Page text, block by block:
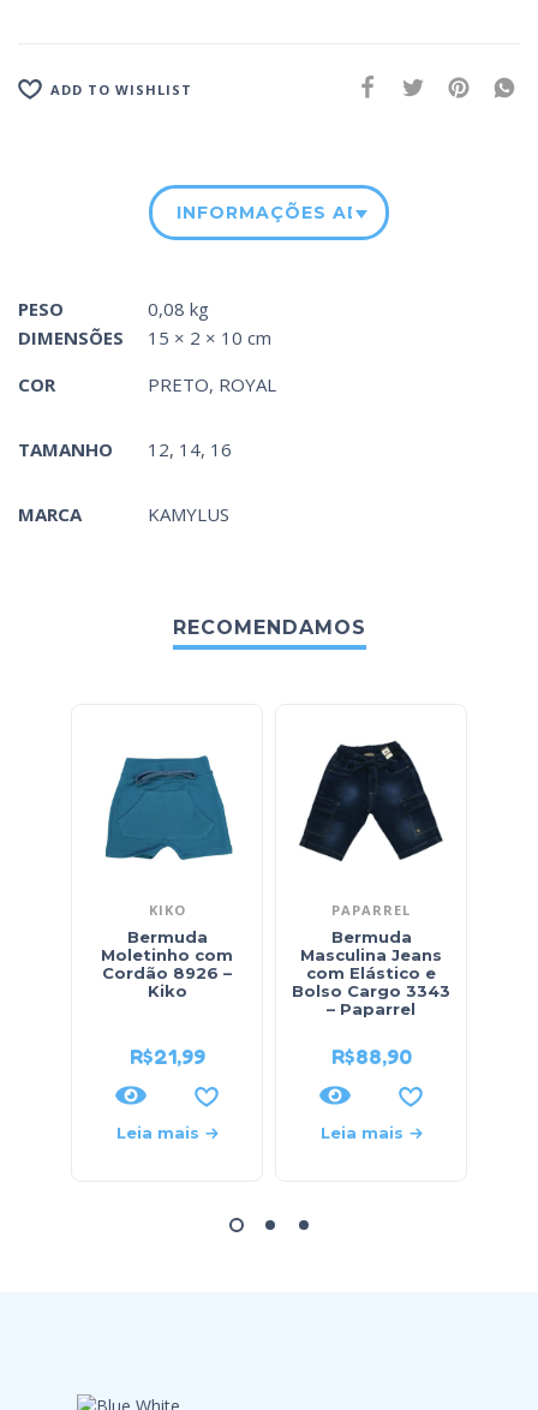
ADD TO WISHLIST
INFORMAÇÕES ADICIONAIS
PESO
0,08 kg
DIMENSÕES
15 × 2 × 10 cm
COR
PRETO, ROYAL
TAMANHO 12, 14, 16
MARCA KAMYLUS
RECOMENDAMOS
KIKO
Bermuda
Moletinho com
Cordão 8926 –
Kiko
R$21,99
Leia mais
PAPARREL
Bermuda
Masculina Jeans
com Elástico e
Bolso Cargo 3343
– Paparrel
R$88,90
Leia mais